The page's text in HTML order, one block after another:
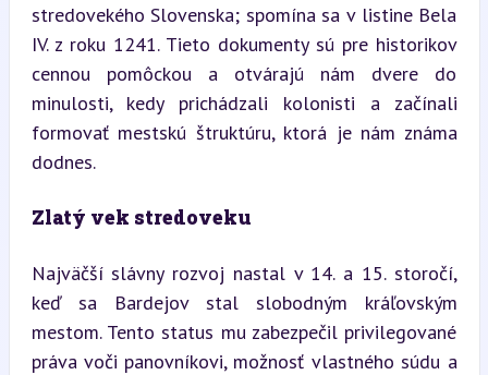
stredovekého Slovenska; spomína sa v listine Bela
IV. z roku 1241. Tieto dokumenty sú pre historikov
cennou pomôckou a otvárajú nám dvere do
minulosti, kedy prichádzali kolonisti a začínali
formovať mestskú štruktúru, ktorá je nám známa
dodnes.
Zlatý vek stredoveku
Najväčší slávny rozvoj nastal v 14. a 15. storočí,
keď sa Bardejov stal slobodným kráľovským
mestom. Tento status mu zabezpečil privilegované
práva voči panovníkovi, možnosť vlastného súdu a